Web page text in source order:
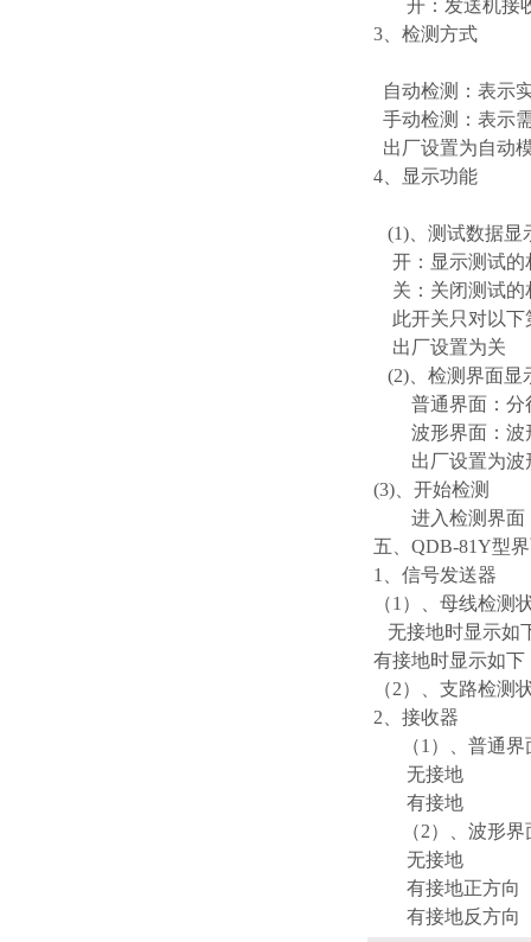
开：发送机接收
3、检测方式
自动检测：表示
手动检测：表示
出厂设置为自动
4、显示功能
(1)、测试数据显
开：显示测试的
关：关闭测试的
此开关只对以下
出厂设置为关
(2)、检测界面显
普通界面：分
波形界面：波
出厂设置为波
(3)、开始检测
进入检测界面
五、QDB-81Y型
1、信号发送器
（1）、母线检测
无接地时显示如
有接地时显示如下
（2）、支路检测
2、接收器
（1）、普通界
无接地
有接地
（2）、波形界
无接地
有接地正方向
有接地反方向